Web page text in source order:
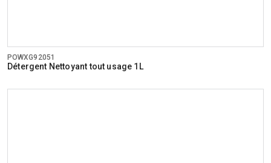
POWXG92051
Détergent Nettoyant tout usage 1L